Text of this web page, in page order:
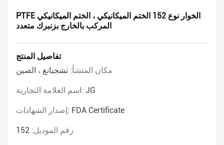
PTFE الخوار نوع 152 الختم الميكانيكي ، الختم الميكانيكي
المركب بالخارج بزنبرك متعدد
تفاصيل المنتج
مكان المنشأ: تشجيانغ ، الصين
اسم العلامة التجارية: JG
إصدار الشهادات: FDA Certificate
رقم الموديل: 152